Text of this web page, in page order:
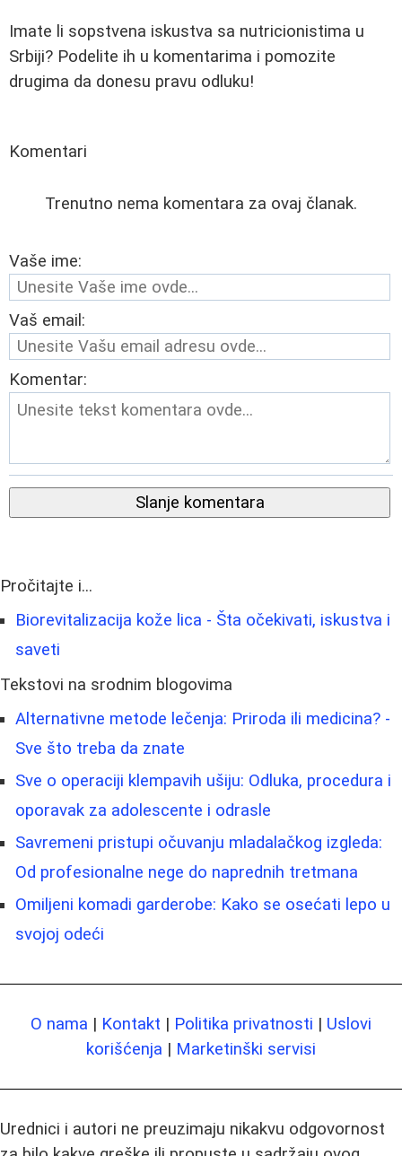
Imate li sopstvena iskustva sa nutricionistima u
Srbiji? Podelite ih u komentarima i pomozite
drugima da donesu pravu odluku!
Komentari
Trenutno nema komentara za ovaj članak.
Vaše ime:
Vaš email:
Komentar:
Slanje komentara
Pročitajte i...
Biorevitalizacija kože lica - Šta očekivati, iskustva i
saveti
Tekstovi na srodnim blogovima
Alternativne metode lečenja: Priroda ili medicina? -
Sve što treba da znate
Sve o operaciji klempavih ušiju: Odluka, procedura i
oporavak za adolescente i odrasle
Savremeni pristupi očuvanju mladalačkog izgleda:
Od profesionalne nege do naprednih tretmana
Omiljeni komadi garderobe: Kako se osećati lepo u
svojoj odeći
O nama | Kontakt | Politika privatnosti | Uslovi
korišćenja | Marketinški servisi
Urednici i autori ne preuzimaju nikakvu odgovornost